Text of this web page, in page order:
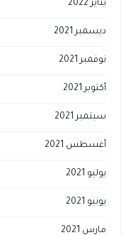
يناير 2022
ديسمبر 2021
نوفمبر 2021
أكتوبر 2021
سبتمبر 2021
أغسطس 2021
يوليو 2021
يونيو 2021
مارس 2021